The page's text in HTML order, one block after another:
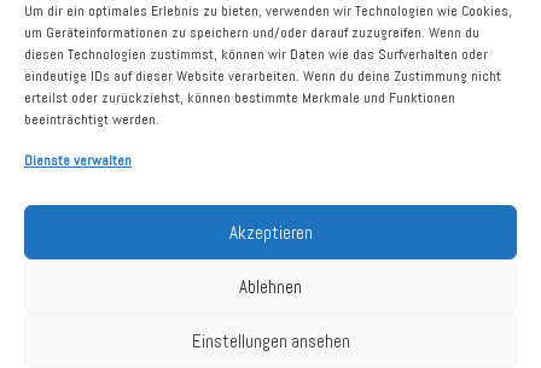
Um dir ein optimales Erlebnis zu bieten, verwenden wir Technologien wie Cookies,
um Geräteinformationen zu speichern und/oder darauf zuzugreifen. Wenn du
diesen Technologien zustimmst, können wir Daten wie das Surfverhalten oder
eindeutige IDs auf dieser Website verarbeiten. Wenn du deine Zustimmung nicht
erteilst oder zurückziehst, können bestimmte Merkmale und Funktionen
beeinträchtigt werden.
Dienste verwalten
Akzeptieren
Ablehnen
Einstellungen ansehen
Der Aufsichtsrat dankt dem Vorstand für die erfolgreiche Arbeit in
einem schwierigen Umfeld. Die DEFAMA ist weiter mit Zukäufen
am Markt aktiv und auf dem besten Weg, die Ziele der
Langfristplanung 2025 zu erreichen. Mit dem etablierten
Vorstandsteam wird DEFAMA auch danach weiter wachsen